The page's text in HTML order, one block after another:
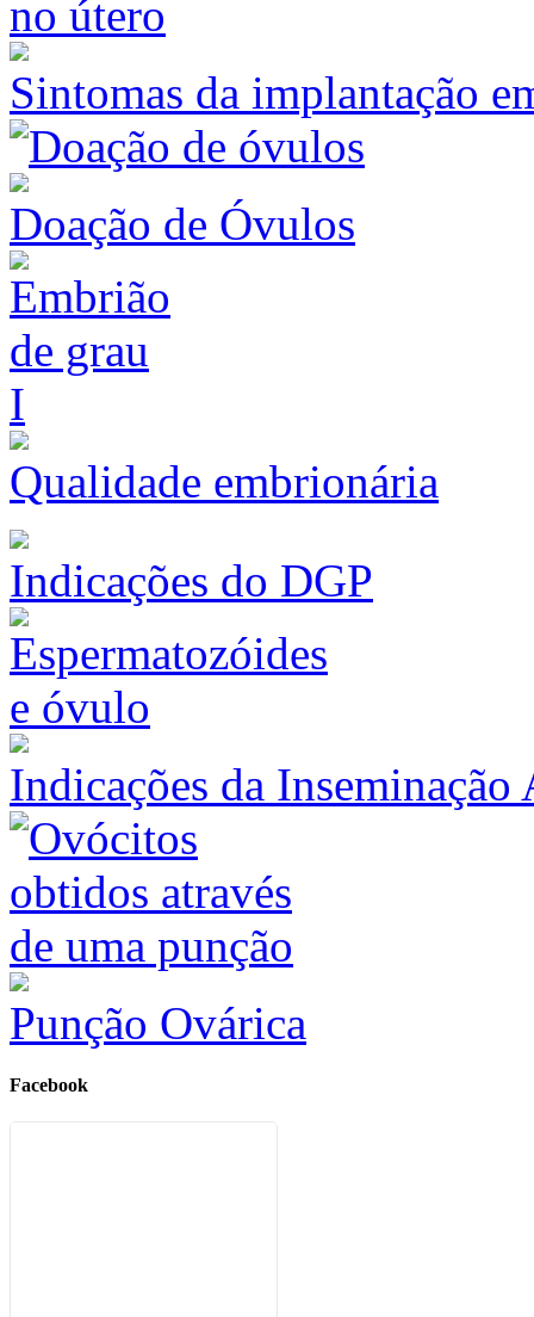
Sintomas da implantação
Doação de Óvulos
Qualidade embrionária
Indicações do DGP
Indicações da
Punção Ovárica
Facebook